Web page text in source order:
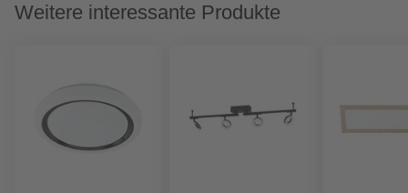
Weitere interessante Produkte